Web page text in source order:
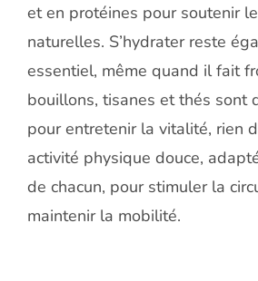
et en protéines pour soutenir
naturelles. S’hydrater reste
essentiel, même quand il fait
bouillons, tisanes et thés sont
pour entretenir la vitalité, rien
activité physique douce,
de chacun, pour stimuler la
maintenir la mobilité.